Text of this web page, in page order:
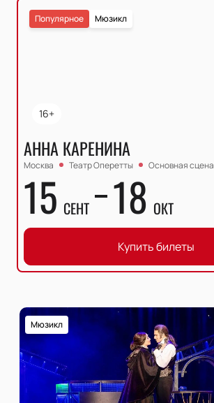
16+
Мюзикл
Популярное
АННА КАРЕНИНА
Москва Театр Оперетты Основная сцена
15 СЕНТ 18 ОКТ
Купить билеты
Мюзикл